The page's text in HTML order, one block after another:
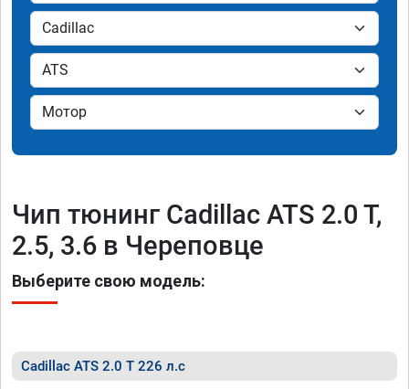
Чип тюнинг Cadillac ATS 2.0 T,
2.5, 3.6 в Череповце
Выберите свою модель:
Cadillac ATS 2.0 T 226 л.с